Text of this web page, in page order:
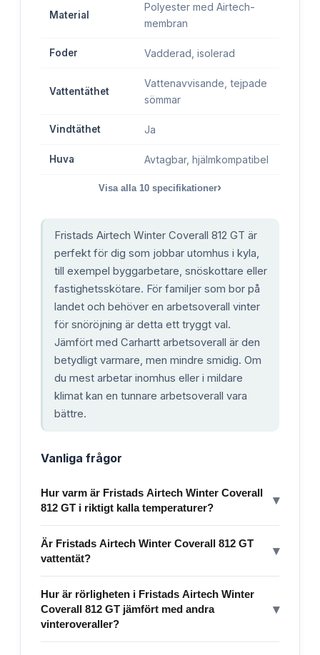
Material
Polyester med Airtech-
membran
Foder Vadderad, isolerad
Vattentäthet
Vattenavvisande, tejpade
sömmar
Vindtäthet Ja
Huva Avtagbar, hjälmkompatibel
Visa alla 10 specifikationer›
Fristads Airtech Winter Coverall 812 GT är
perfekt för dig som jobbar utomhus i kyla,
till exempel byggarbetare, snöskottare eller
fastighetsskötare. För familjer som bor på
landet och behöver en arbetsoverall vinter
för snöröjning är detta ett tryggt val.
Jämfört med Carhartt arbetsoverall är den
betydligt varmare, men mindre smidig. Om
du mest arbetar inomhus eller i mildare
klimat kan en tunnare arbetsoverall vara
bättre.
Vanliga frågor
Hur varm är Fristads Airtech Winter Coverall
812 GT i riktigt kalla temperaturer?
▾
Är Fristads Airtech Winter Coverall 812 GT
vattentät?
▾
Hur är rörligheten i Fristads Airtech Winter
Coverall 812 GT jämfört med andra
vinteroveraller?
▾